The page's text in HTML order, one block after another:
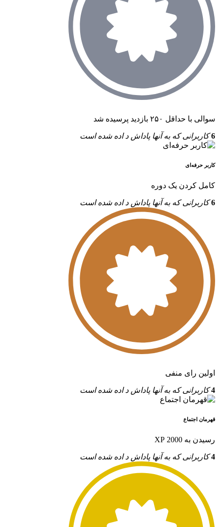
سوالی با حداقل ۲۵۰ بازدید پرسیده شد
6 کاربرانی که به آنها پاداش د اده شده است
کاربر حرفه‌ای
کامل کردن یک دوره
6 کاربرانی که به آنها پاداش د اده شده است
اولین رای منفی
4 کاربرانی که به آنها پاداش د اده شده است
قهرمان اجتماع
رسیدن به 2000 XP
4 کاربرانی که به آنها پاداش د اده شده است